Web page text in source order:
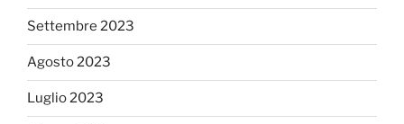
Settembre 2023
Agosto 2023
Luglio 2023